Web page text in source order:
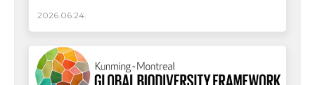
2026.06.24.